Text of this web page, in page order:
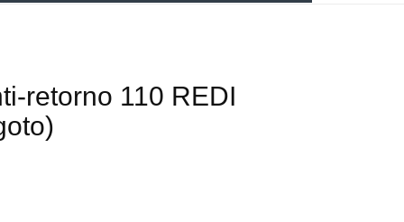
retorno 110 REDI